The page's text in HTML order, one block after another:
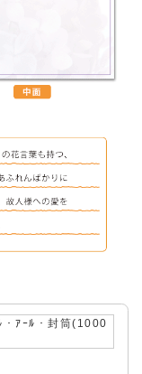
ｱｰﾙ・封筒(1000